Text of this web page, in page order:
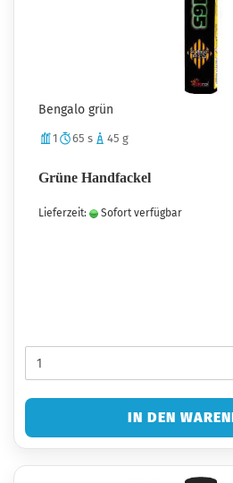
Bengalo grün
1 65 s 45 g
Grüne Handfackel
Lieferzeit: Sofort verfügbar
IN DEN